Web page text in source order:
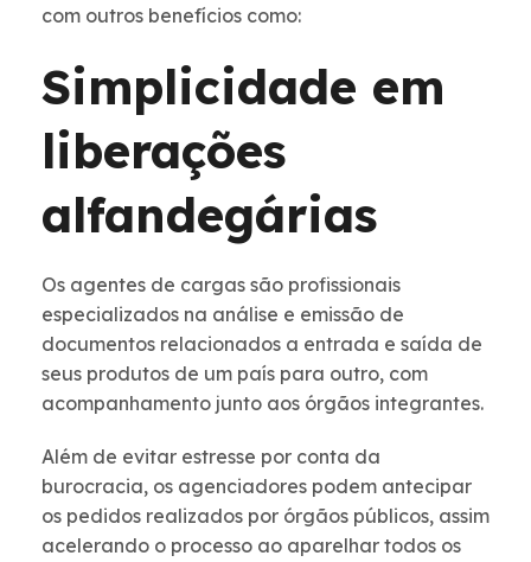
com outros benefícios como:
Simplicidade em
liberações
alfandegárias
Os agentes de cargas são profissionais
especializados na análise e emissão de
documentos relacionados a entrada e saída de
seus produtos de um país para outro, com
acompanhamento junto aos órgãos integrantes.
Além de evitar estresse por conta da
burocracia, os agenciadores podem antecipar
os pedidos realizados por órgãos públicos, assim
acelerando o processo ao aparelhar todos os